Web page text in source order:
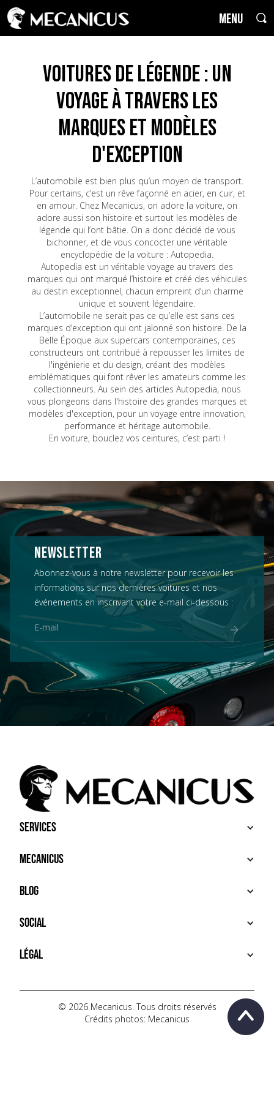
MENU
Voitures de Légende : un
voyage à travers les
marques et modèles
d'exception
L’automobile est bien plus qu’un moyen de transport.
Pour certains, c’est un rêve façonné en acier, en cuir, et
en amour. Chez Mecanicus, on adore la voiture, on
adore aussi son histoire et surtout les modèles de
légende qui l’ont bâtie. On a donc décidé de vous
bichonner, et de vous concocter une véritable
encyclopédie de la voiture : Autopedia.
Autopedia est un véritable voyage au travers des
marques qui ont marqué l’histoire et créé des véhicules
au destin exceptionnel, chacun empreint d’un charme
unique et souvent légendaire.
L’automobile ne serait pas ce qu’elle est sans ces
marques d’exception qui ont jalonné son histoire. De la
Belle Époque aux supercars contemporaines, ces
constructeurs ont contribué à repousser les limites de
l'ingénierie et du design, créant des modèles
emblématiques qui font rêver les amateurs comme les
collectionneurs. Au sein des articles Autopedia, nous
vous plongeons dans l'histoire des grandes marques et
modèles d'exception, pour un voyage entre innovation,
performance et héritage automobile.
En voiture, bouclez vos ceintures, c’est parti !
NEWSLETTER
Abonnez-vous à notre newsletter pour recevoir les
informations sur nos dernières voitures et nos
événements en inscrivant votre e-mail ci-dessous :
Services
ACHETER
VENDRE
SERVICES PREMIUM
Mecanicus
À PROPOS
HOUSE MECANICUS
CONTACT
Blog
NEWS
VIDÉOS
AUTOPÉDIA
Social
INSTAGRAM
TIKTOK
YOUTUBE
Légal
POLITIQUE DE CONFIDENTIALITÉ
© 2026 Mecanicus. Tous droits réservés
Crédits photos: Mecanicus